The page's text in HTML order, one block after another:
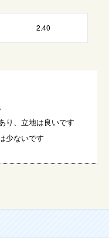
2.40
り、立地は良いです
少ないです